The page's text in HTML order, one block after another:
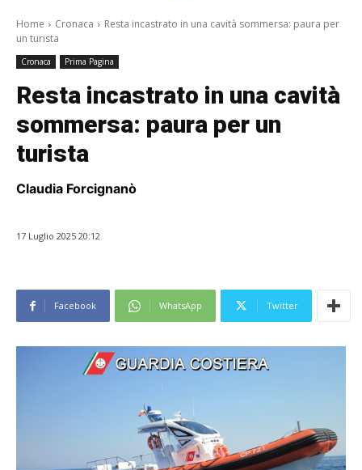
Home Cronaca
Resta incastrato in una cavità sommersa: paura per
un turista
Cronaca Prima Pagina
Resta incastrato in una cavità
sommersa: paura per un
turista
Claudia Forcignanò
17 Luglio 2025 20:12
Facebook WhatsApp Twitter